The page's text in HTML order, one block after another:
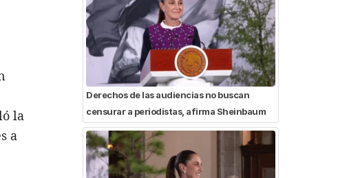
la
a
Derechos de las audiencias no buscan
censurar a periodistas, afirma Sheinbaum